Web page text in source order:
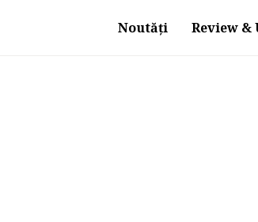
Noutăți Review &